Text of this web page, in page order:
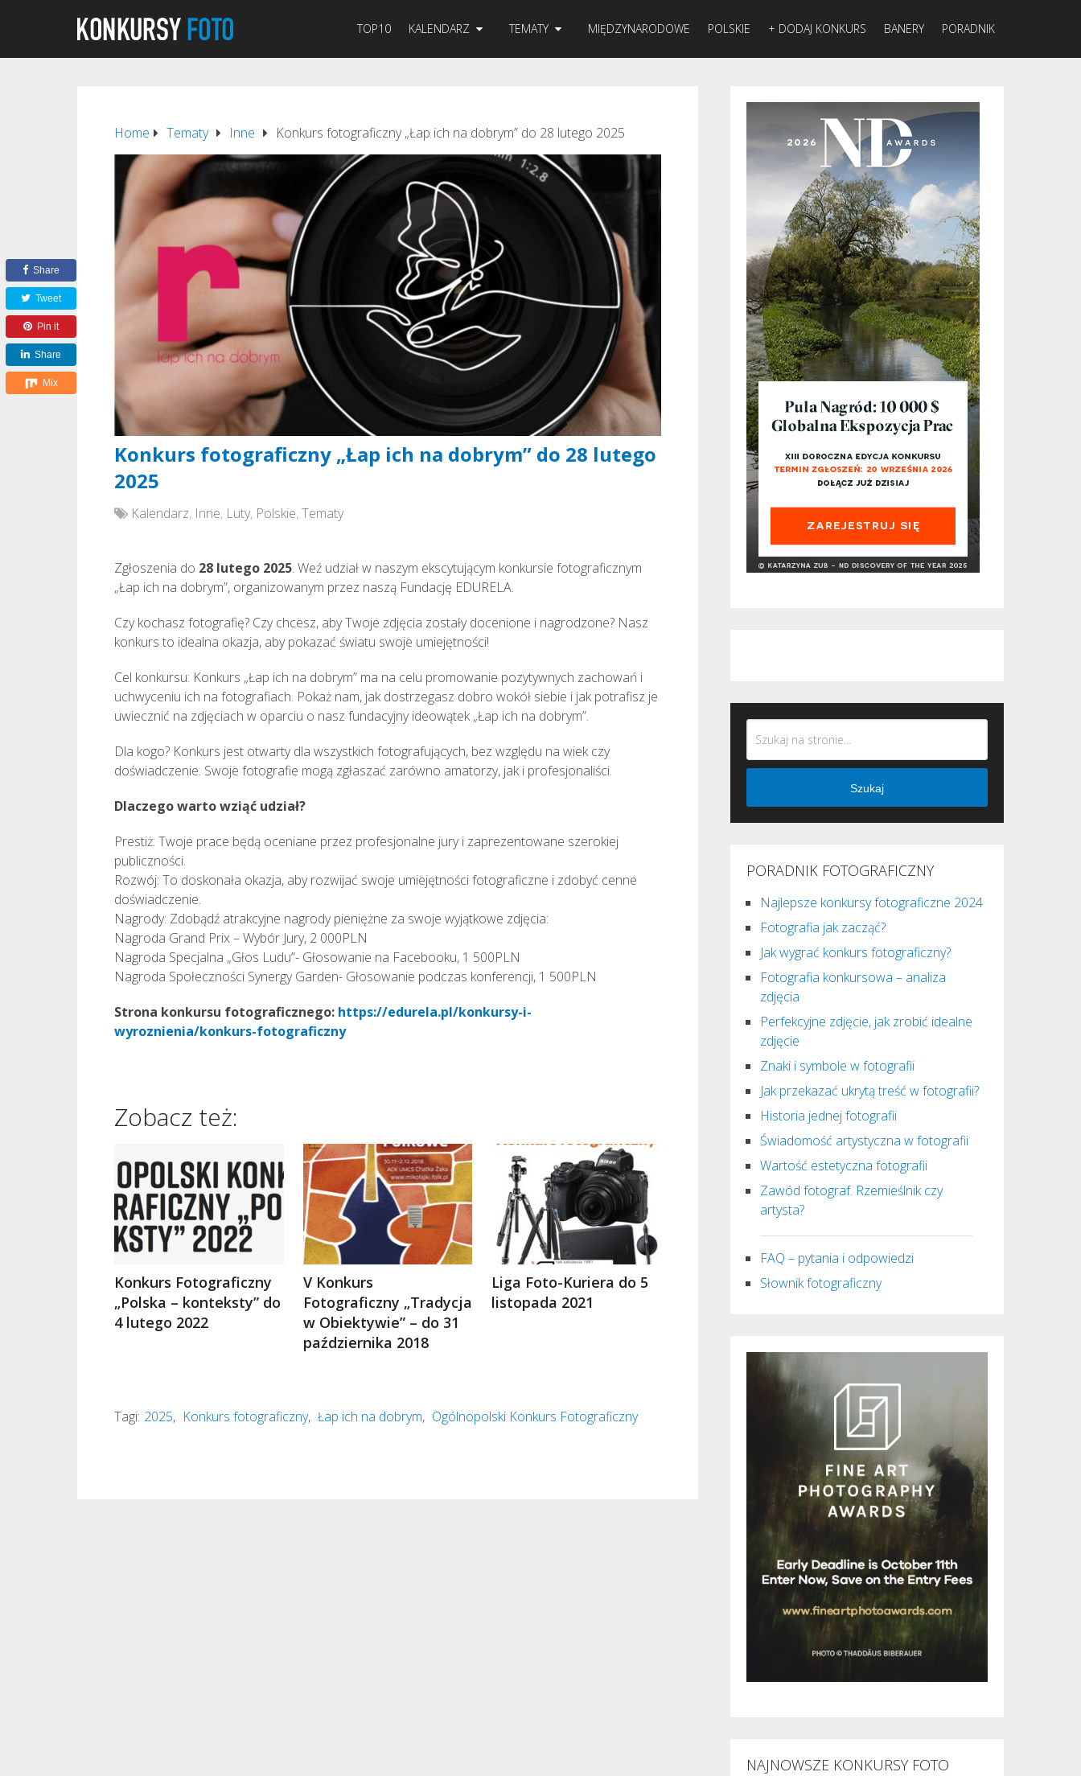
TOP10 KALENDARZ TEMATY MIĘDZYNARODOWE POLSKIE + DODAJ KONKURS BANERY PORADNIK
Home Tematy Inne Konkurs fotograficzny „Łap ich na dobrym” do 28 lutego 2025
Konkurs fotograficzny „Łap ich na dobrym” do 28 lutego
2025
Kalendarz, Inne, Luty, Polskie,Tematy
Zgłoszenia do 28 lutego 2025. Weź udział w naszym ekscytującym konkursie fotograficznym
„Łap ich na dobrym”, organizowanym przez naszą Fundację EDURELA.
Czy kochasz fotografię? Czy chcesz, aby Twoje zdjęcia zostały docenione i nagrodzone? Nasz
konkurs to idealna okazja, aby pokazać światu swoje umiejętności!
Cel konkursu: Konkurs „Łap ich na dobrym” ma na celu promowanie pozytywnych zachowań i
uchwyceniu ich na fotografiach. Pokaż nam, jak dostrzegasz dobro wokół siebie i jak potrafisz je
uwiecznić na zdjęciach w oparciu o nasz fundacyjny ideowątek „Łap ich na dobrym”.
Dla kogo? Konkurs jest otwarty dla wszystkich fotografujących, bez względu na wiek czy
doświadczenie. Swoje fotografie mogą zgłaszać zarówno amatorzy, jak i profesjonaliści.
Dlaczego warto wziąć udział?
Prestiż: Twoje prace będą oceniane przez profesjonalne jury i zaprezentowane szerokiej
publiczności.
Rozwój: To doskonała okazja, aby rozwijać swoje umiejętności fotograficzne i zdobyć cenne
doświadczenie.
Nagrody: Zdobądź atrakcyjne nagrody pieniężne za swoje wyjątkowe zdjęcia:
Nagroda Grand Prix – Wybór Jury, 2 000PLN
Nagroda Specjalna „Głos Ludu”- Głosowanie na Facebooku, 1 500PLN
Nagroda Społeczności Synergy Garden- Głosowanie podczas konferencji, 1 500PLN
Strona konkursu fotograficznego: https://edurela.pl/konkursy-i-
wyroznienia/konkurs-fotograficzny
Share
Tweet
Pin it
Share
Mix
Zobacz też:
Konkurs Fotograficzny
„Polska – konteksty” do
4 lutego 2022
V Konkurs
Fotograficzny „Tradycja
w Obiektywie” – do 31
października 2018
Liga Foto-Kuriera do 5
listopada 2021
Tagi: 2025, Konkurs fotograficzny, Łap ich na dobrym, Ogólnopolski Konkurs Fotograficzny
Szukaj
PORADNIK FOTOGRAFICZNY
Najlepsze konkursy fotograficzne 2024
Fotografia jak zacząć?
Jak wygrać konkurs fotograficzny?
Fotografia konkursowa – analiza
zdjęcia
Perfekcyjne zdjęcie, jak zrobić idealne
zdjęcie
Znaki i symbole w fotografii
Jak przekazać ukrytą treść w fotografii?
Historia jednej fotografii
Świadomość artystyczna w fotografii
Wartość estetyczna fotografii
Zawód fotograf. Rzemieślnik czy
artysta?
FAQ – pytania i odpowiedzi
Słownik fotograficzny
NAJNOWSZE KONKURSY FOTO